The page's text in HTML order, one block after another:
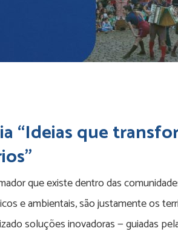
“Ideias que
que existe dentro das
e ambientais, são justamente os
soluções inovadoras — guiadas